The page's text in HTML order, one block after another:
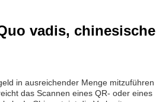
vadis, chinesische
in ausreichender Menge mitzuführen
das Scannen eines QR- oder eines